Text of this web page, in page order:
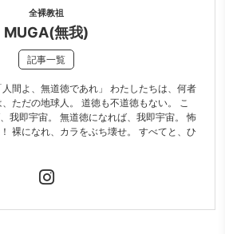
全裸教祖
MUGA(無我)
記事一覧
間よ、無道徳であれ」 わたしたちは、何者
ただの地球人。 道徳も不道徳もない。 こ
我即宇宙。 無道徳になれば、我即宇宙。 怖
裸になれ、カラをぶち壊せ。 すべてと、ひ